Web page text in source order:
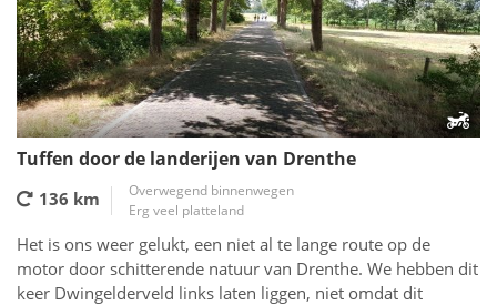
Tuffen door de landerijen van Drenthe
136 km
Overwegend binnenwegen
Erg veel platteland
Het is ons weer gelukt, een niet al te lange route op de
motor door schitterende natuur van Drenthe. We hebben dit
keer Dwingelderveld links laten liggen, niet omdat dit